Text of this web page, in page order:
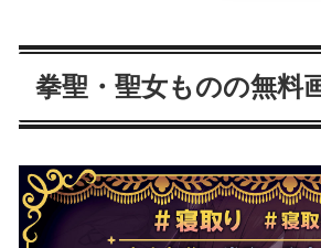
拳聖・聖女ものの無料